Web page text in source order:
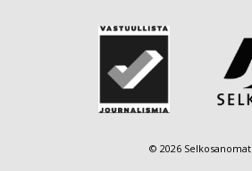
© 2026 Selkosanomat